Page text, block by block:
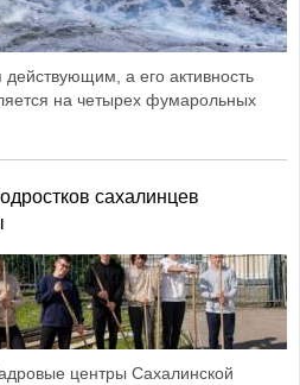
действующим, а его активность
на четырех фумарольных
сахалинцев
центры Сахалинской